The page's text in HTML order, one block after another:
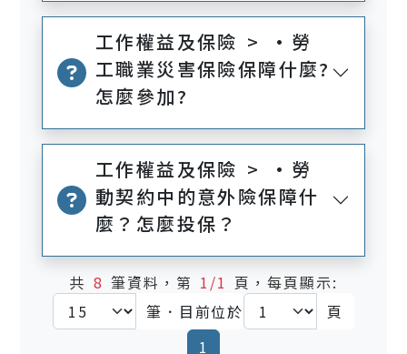
工作權益及保險 > •勞
工職業災害保險保障什麼?
怎麼參加?
工作權益及保險 > •勞
動契約中的意外險保障什
麼？怎麼投保？
共 8筆資料，第 1/1 頁，每頁顯示:
筆．目前位於
頁
1